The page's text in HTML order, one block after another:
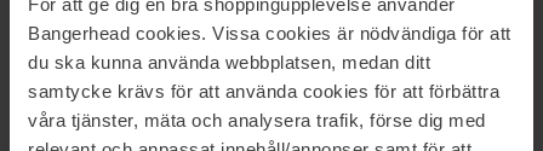
Bangerhead cookies. Vissa cookies är nödvändiga för att
du ska kunna använda webbplatsen, medan ditt
samtycke krävs för att använda cookies för att förbättra
våra tjänster, mäta och analysera trafik, förse dig med
KORRES
L
L:a Bruket
L'ANZA